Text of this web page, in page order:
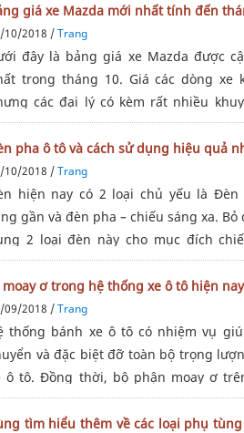
là thông qua chuyển
giá xe Mazda mới nhất tính đến
10/2018 /Trang
đây là bảng giá xe Mazda được
trong tháng 10. Giá các dòng xe
các đại lý có kèm rất nhiều
hàng trong tháng. Cùng AHV
giá xe Mazda cập nhật mới
pha ô tô và cách sử dụng hiệu quả
10/2018 /Trang
hiện nay có 2 loại chủ yếu là Đèn
gần và đèn pha – chiếu sáng xa. Bỏ
2 loại đèn này cho mục đích
học ngay từ khi bắt đầu lái xe).
Mazda AHV sẽ cung cấp cho
moay ơ trong hệ thống xe ô tô hiện nay
09/2018 /Trang
thống bánh xe ô tô có nhiệm vụ
và đặc biệt đỡ toàn bộ trọng
ô tô. Đồng thời, bộ phận moay ơ
thể thiếu .Vai trò của vòng bi
kết các bánh xe với
tìm hiểu thêm về các loại phụ